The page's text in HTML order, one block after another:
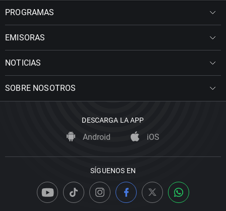
PROGRAMAS
EMISORAS
NOTICIAS
SOBRE NOSOTROS
DESCARGA LA APP
Android iOS
SÍGUENOS EN